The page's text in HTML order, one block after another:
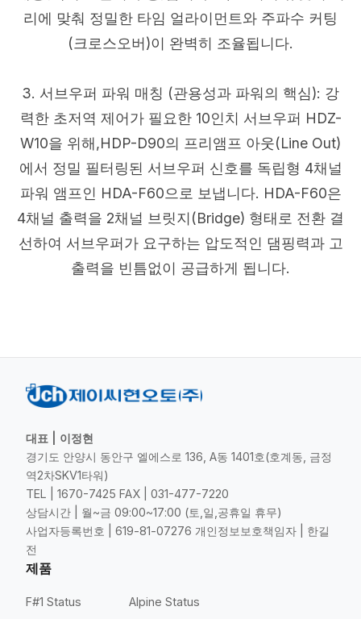
리에 맞춰 정밀한 타임 얼라이먼트와 주파수 커팅
(크로스오버)이 완벽히 조율됩니다.
3. 서브우퍼 파워 매칭 (관용성과 파워의 핵심): 강
력한 초저역 제어가 필요한 10인치 서브우퍼 HDZ-
W10을 위해,HDP-D90의 프리앰프 아웃(Line Out)
에서 정밀 필터링된 서브우퍼 신호를 독립형 4채널
파워 앰프인 HDA-F60으로 보냅니다. HDA-F60은
4채널 출력을 2채널 브릿지(Bridge) 형태로 전환 결
선하여 서브우퍼가 요구하는 압도적인 댐핑력과 고
출력을 빈틈없이 공급하게 됩니다.
대표 | 이정현
경기도 안양시 동안구 엘에스로 136, A동 1401호(호계동, 금정
역2차SKV1타워)
TEL | 1670-7425 FAX | 031-477-7220
상담시간 | 월~금 09:00~17:00 (토,일,공휴일 휴무)
사업자등록번호 | 619-81-07276 개인정보보호책임자 | 한길
전
제품
F#1 Status Alpine Status